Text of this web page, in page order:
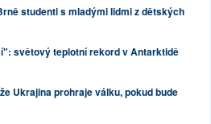
studenti s mladými lidmi z dětských
světový teplotní rekord v Antarktidě
Ukrajina prohraje válku, pokud bude